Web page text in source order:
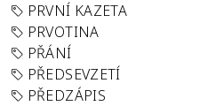
PRVNÍ KAZETA
PRVOTINA
PŘÁNÍ
PŘEDSEVZETÍ
PŘEDZÁPIS